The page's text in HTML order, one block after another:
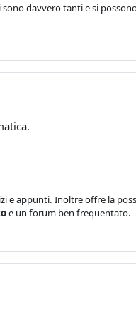
davvero tanti e si
e appunti. Inoltre offre la
e un forum ben frequentato.